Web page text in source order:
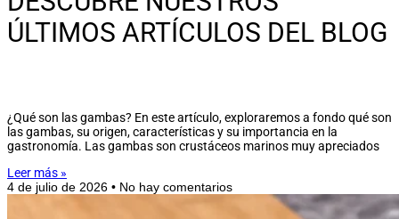
ÚLTIMOS ARTÍCULOS DEL BLOG
¿Qué son las gambas? En este artículo, exploraremos a fondo qué son
las gambas, su origen, características y su importancia en la
gastronomía. Las gambas son crustáceos marinos muy apreciados
Leer más »
4 de julio de 2026
No hay comentarios